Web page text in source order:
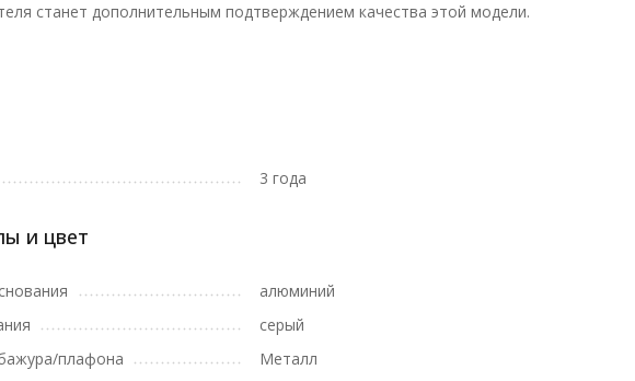
станет дополнительным подтверждением качества этой модели.
3 года
и цвет
алюминий
серый
плафона
Металл